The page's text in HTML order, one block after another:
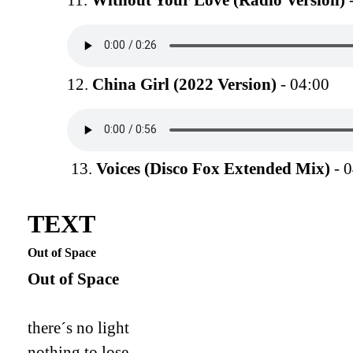
12. China Girl (2022 Version) - 04:00
13. Voices (Disco Fox Extended Mix) -
TEXT
Out of Space
Out of Space
there´s no light